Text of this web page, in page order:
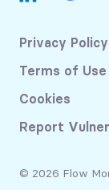
© 2026 Flow
Privacy Policy
Terms of Use
Cookies
Report